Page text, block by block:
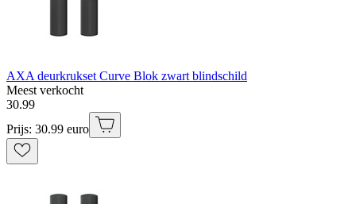
AXA deurkrukset Curve Blok zwart blindschild
Meest verkocht
30.99
Prijs: 30.99 euro